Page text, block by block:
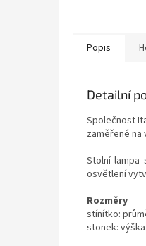
Popis
Detailní
Společnost
zaměřené
Stolní lampa
osvětlení
Rozměry
stínítko:
stonek: